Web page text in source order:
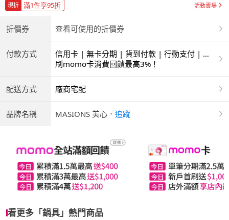
現折 滿1件享95折 活動賣場
折價券 查看可使用的折價券
付款方式
信用卡 | 無卡分期 | 貨到付款 | 行動支付 | 超
商付款 | ATM | 銀聯卡
刷momo卡消費回饋最高3%！
配送方式 廠商宅配
品牌名稱 MASIONS 美心 ． 追蹤
看更多「鍋具」熱門商品